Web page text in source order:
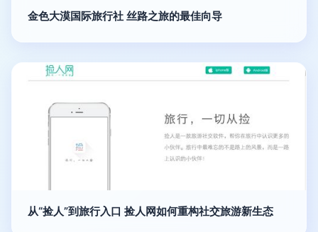
金色大漠国际旅行社 丝路之旅的最佳向导
从“捡人”到旅行入口 捡人网如何重构社交旅游新生态